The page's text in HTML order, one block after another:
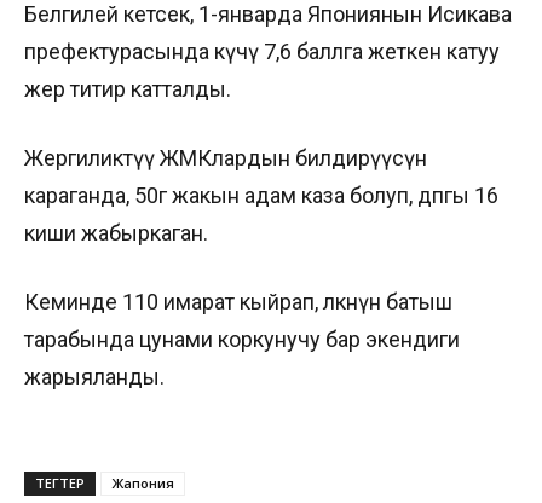
Белгилей кетсек, 1-январда Япониянын Исикава
префектурасында күчү 7,6 баллга жеткен катуу
жер титирөө катталды.
Жергиликтүү ЖМКлардын билдирүүсүнө
караганда, 50гө жакын адам каза болуп, дпгы 16
киши жабыркаган.
Кеминде 110 имарат кыйрап, өлкөнүн батыш
тарабында цунами коркунучу бар экендиги
жарыяланды.
ТЕГТЕР Жапония